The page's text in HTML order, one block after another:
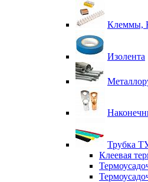
Клеммы,
Изолента
Трубка
Клеевая